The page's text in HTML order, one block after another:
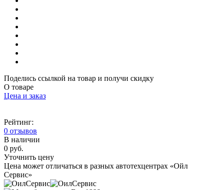
Поделись ссылкой на товар и получи скидку
О товаре
Цена и заказ
Рейтинг:
0 отзывов
В наличии
0 руб.
Уточнить цену
Цена может отличаться в разных автотехцентрах «Ойл
Сервис»